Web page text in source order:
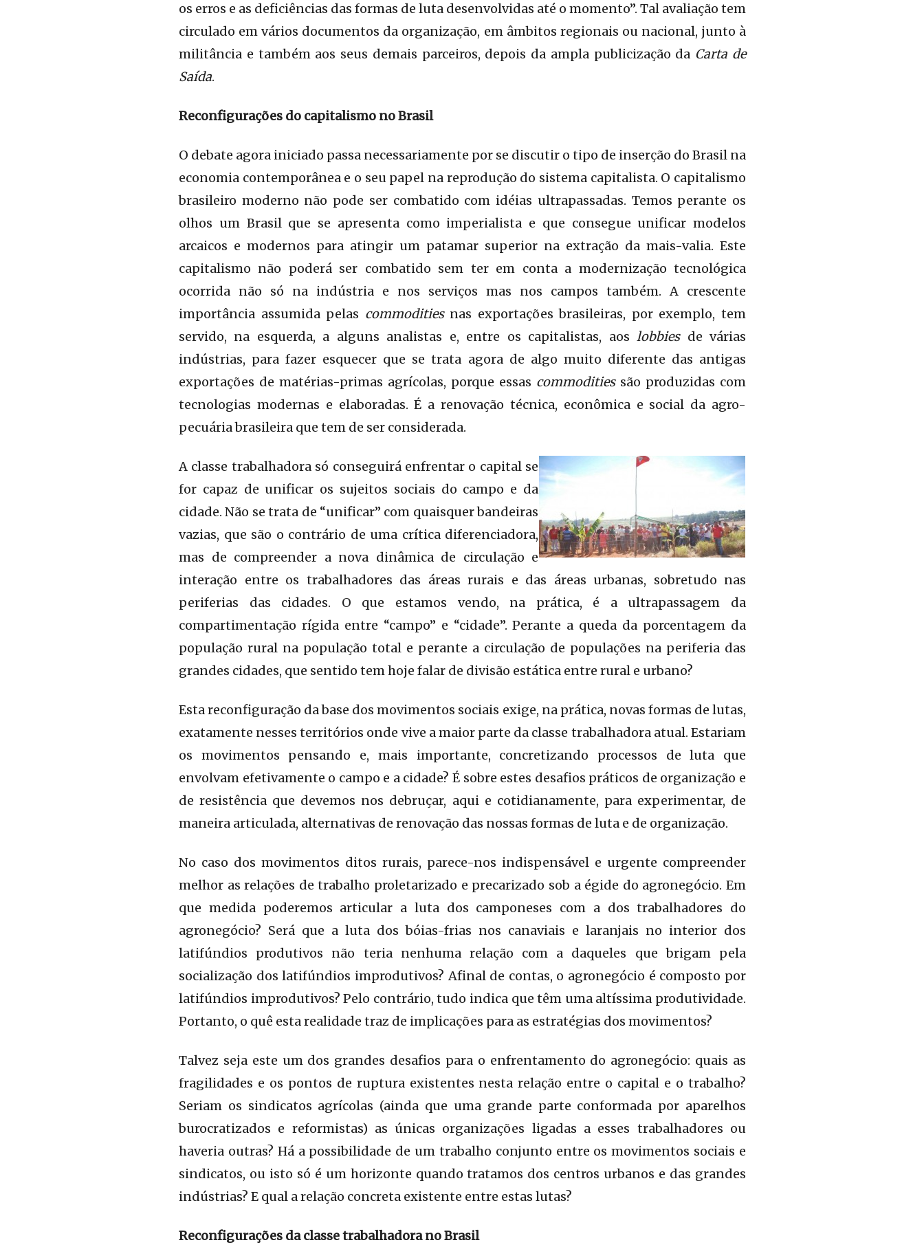
os erros e as deficiências das formas de luta desenvolvidas até o momento”. Tal avaliação tem
circulado em vários documentos da organização, em âmbitos regionais ou nacional, junto à
militância e também aos seus demais parceiros, depois da ampla publicização da Carta de
Saída.
Reconfigurações do capitalismo no Brasil
O debate agora iniciado passa necessariamente por se discutir o tipo de inserção do Brasil na
economia contemporânea e o seu papel na reprodução do sistema capitalista. O capitalismo
brasileiro moderno não pode ser combatido com idéias ultrapassadas. Temos perante os
olhos um Brasil que se apresenta como imperialista e que consegue unificar modelos
arcaicos e modernos para atingir um patamar superior na extração da mais-valia. Este
capitalismo não poderá ser combatido sem ter em conta a modernização tecnológica
ocorrida não só na indústria e nos serviços mas nos campos também. A crescente
importância assumida pelas commoditiesnas exportações brasileiras, por exemplo, tem
servido, na esquerda, a alguns analistas e, entre os capitalistas, aoslobbiesde várias
indústrias, para fazer esquecer que se trata agora de algo muito diferente das antigas
exportações de matérias-primas agrícolas, porque essas commoditiessão produzidas com
tecnologias modernas e elaboradas. É a renovação técnica, econômica e social da agro-
pecuária brasileira que tem de ser considerada.
A classe trabalhadora só conseguirá enfrentar o capital se
for capaz de unificar os sujeitos sociais do campo e da
cidade. Não se trata de “unificar” com quaisquer bandeiras
vazias, que são o contrário de uma crítica diferenciadora,
mas de compreender a nova dinâmica de circulação e
interação entre os trabalhadores das áreas rurais e das áreas urbanas, sobretudo nas
periferias das cidades. O que estamos vendo, na prática, é a ultrapassagem da
compartimentação rígida entre “campo” e “cidade”. Perante a queda da porcentagem da
população rural na população total e perante a circulação de populações na periferia das
grandes cidades, que sentido tem hoje falar de divisão estática entre rural e urbano?
Esta reconfiguração da base dos movimentos sociais exige, na prática, novas formas de lutas,
exatamente nesses territórios onde vive a maior parte da classe trabalhadora atual. Estariam
os movimentos pensando e, mais importante, concretizando processos de luta que
envolvam efetivamente o campo e a cidade? É sobre estes desafios práticos de organização e
de resistência que devemos nos debruçar, aqui e cotidianamente, para experimentar, de
maneira articulada, alternativas de renovação das nossas formas de luta e de organização.
No caso dos movimentos ditos rurais, parece-nos indispensável e urgente compreender
melhor as relações de trabalho proletarizado e precarizado sob a égide do agronegócio. Em
que medida poderemos articular a luta dos camponeses com a dos trabalhadores do
agronegócio? Será que a luta dos bóias-frias nos canaviais e laranjais no interior dos
latifúndios produtivos não teria nenhuma relação com a daqueles que brigam pela
socialização dos latifúndios improdutivos? Afinal de contas, o agronegócio é composto por
latifúndios improdutivos? Pelo contrário, tudo indica que têm uma altíssima produtividade.
Portanto, o quê esta realidade traz de implicações para as estratégias dos movimentos?
Talvez seja este um dos grandes desafios para o enfrentamento do agronegócio: quais as
fragilidades e os pontos de ruptura existentes nesta relação entre o capital e o trabalho?
Seriam os sindicatos agrícolas (ainda que uma grande parte conformada por aparelhos
burocratizados e reformistas) as únicas organizações ligadas a esses trabalhadores ou
haveria outras? Há a possibilidade de um trabalho conjunto entre os movimentos sociais e
sindicatos, ou isto só é um horizonte quando tratamos dos centros urbanos e das grandes
indústrias? E qual a relação concreta existente entre estas lutas?
Reconfigurações da classe trabalhadora no Brasil